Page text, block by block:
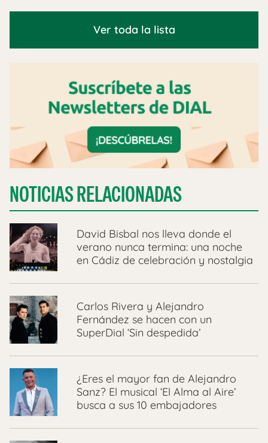
Ver toda la lista
NOTICIAS RELACIONADAS
David Bisbal nos lleva donde el
verano nunca termina: una noche
en Cádiz de celebración y nostalgia
Carlos Rivera y Alejandro
Fernández se hacen con un
SuperDial ‘Sin despedida’
¿Eres el mayor fan de Alejandro
Sanz? El musical ‘El Alma al Aire’
busca a sus 10 embajadores